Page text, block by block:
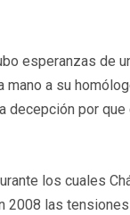
esperanzas de
a su
decepción por
los cuales
las